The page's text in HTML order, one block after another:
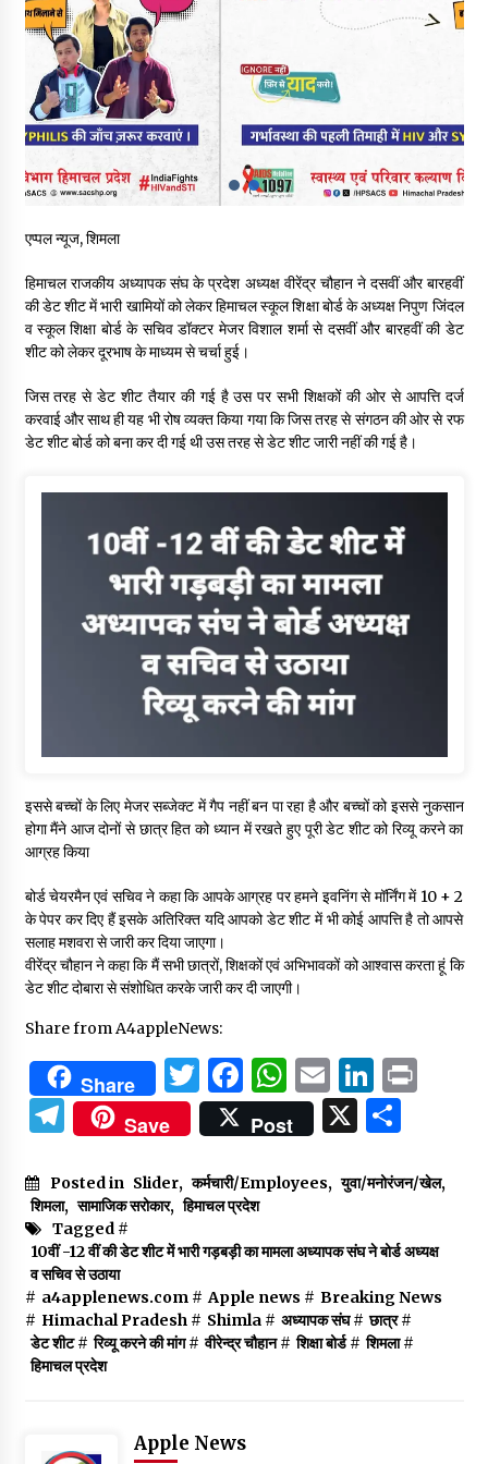
5 किलो अफीम डोडा/पोस्त बरामदगी मामले में कुल्लू सैंज से मुख्य सप्लायर
गिरफ्तार
09/08/2026
सुधीर शर्मा अपनी बोल-वाणी सुधारें, हिमाचली संस्कृति के अनुरूप करें भाषा का
प्रयोग- राजेश धर्माणी
08/08/2026
चंबा के बैरागढ़ में दर्दनाक बस हादसा, 7 की मौत, 11 घायल, राज्यपाल CM व
कुलदीप पठानिया सहित नेताओं ने जताया शोक
08/08/2026
चंबा में बड़ा बस सड़क हादसा, 3 की मौत कई गंभीर घायल, बैरागढ़ से चंबा आ
रही थी निजी बस शर्मा कोच
एप्पल न्यूज, शिमला
हिमाचल राजकीय अध्यापक संघ के प्रदेश अध्यक्ष वीरेंद्र चौहान ने दसवीं और बारहवीं
की डेट शीट में भारी खामियों को लेकर हिमाचल स्कूल शिक्षा बोर्ड के अध्यक्ष निपुण जिंदल
व स्कूल शिक्षा बोर्ड के सचिव डॉक्टर मेजर विशाल शर्मा से दसवीं और बारहवीं की डेट
शीट को लेकर दूरभाष के माध्यम से चर्चा हुई।
जिस तरह से डेट शीट तैयार की गई है उस पर सभी शिक्षकों की ओर से आपत्ति दर्ज
करवाई और साथ ही यह भी रोष व्यक्त किया गया कि जिस तरह से संगठन की ओर से रफ
डेट शीट बोर्ड को बना कर दी गई थी उस तरह से डेट शीट जारी नहीं की गई है।
इससे बच्चों के लिए मेजर सब्जेक्ट में गैप नहीं बन पा रहा है और बच्चों को इससे नुकसान
होगा मैंने आज दोनों से छात्र हित को ध्यान में रखते हुए पूरी डेट शीट को रिव्यू करने का
आग्रह किया
बोर्ड चेयरमैन एवं सचिव ने कहा कि आपके आग्रह पर हमने इवनिंग से मॉर्निंग में 10 + 2
के पेपर कर दिए हैं इसके अतिरिक्त यदि आपको डेट शीट में भी कोई आपत्ति है तो आपसे
सलाह मशवरा से जारी कर दिया जाएगा।
वीरेंद्र चौहान ने कहा कि मैं सभी छात्रों, शिक्षकों एवं अभिभावकों को आश्वास करता हूं कि
डेट शीट दोबारा से संशोधित करके जारी कर दी जाएगी।
Share from A4appleNews:
Share Twitter
Facebook
WhatsApp
Email
Telegram
Save Post X
Posted in Slider, कर्मचारी/Employees, युवा/मनोरंजन/खेल,
शिमला, सामाजिक सरोकार, हिमाचल प्रदेश
Tagged #
10वीं -12 वीं की डेट शीट में भारी गड़बड़ी का मामला अध्यापक संघ ने बोर्ड अध्यक्ष
व सचिव से उठाया
# a4applenews.com# Apple news # Breaking News
# Himachal Pradesh# Shimla# अध्यापक संघ# छात्र#
डेट शीट# रिव्यू करने की मांग# वीरेन्द्र चौहान# शिक्षा बोर्ड# शिमला#
हिमाचल प्रदेश
Apple News